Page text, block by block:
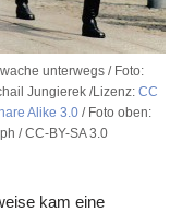
unterwegs / Foto:
Jungierek /Lizenz: CC
Alike 3.0 / Foto oben:
/ CC-BY-SA 3.0
kam eine